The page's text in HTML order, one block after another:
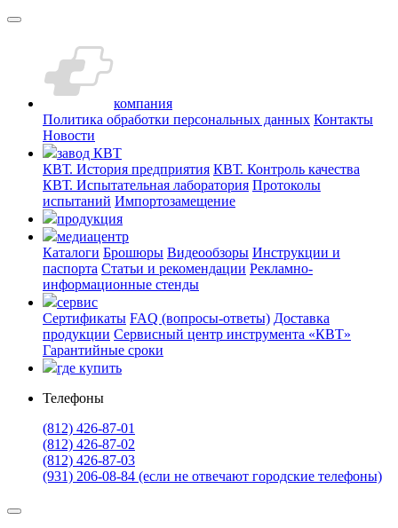
компания
Политика обработки персональных данных Контакты
Новости
завод КВТ
КВТ. История предприятия КВТ. Контроль качества
КВТ. Испытательная лаборатория Протоколы
испытаний Импортозамещение
продукция
медиацентр
Каталоги Брошюры Видеообзоры Инструкции и
паспорта Статьи и рекомендации Рекламно-
информационные стенды
сервис
Сертификаты FAQ (вопросы-ответы) Доставка
продукции Сервисный центр инструмента «КВТ»
Гарантийные сроки
где купить
Телефоны
(812) 426-87-01
(812) 426-87-02
(812) 426-87-03
(931) 206-08-84 (если не отвечают городские телефоны)